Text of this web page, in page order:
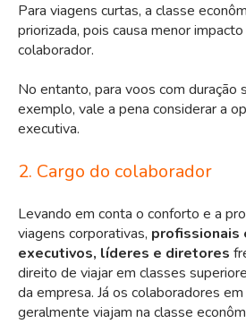
Para viagens curtas, a classe
priorizada, pois causa menor
colaborador.
No entanto, para voos com duração
exemplo, vale a pena considerar a
executiva.
2. Cargo do colaborador
Levando em conta o conforto e a
viagens corporativas, profissionais
executivos, líderes e diretores
direito de viajar em classes
da empresa. Já os colaboradores
geralmente viajam na classe